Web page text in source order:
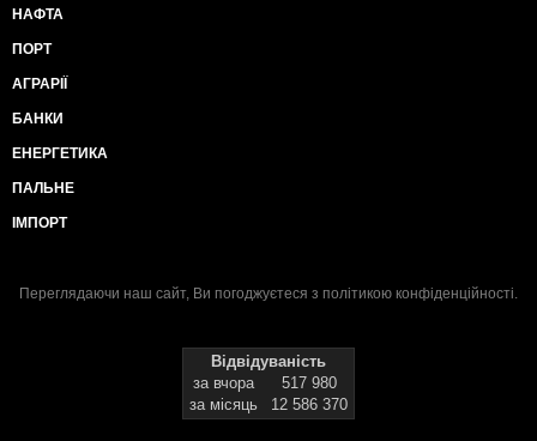
НАФТА
ПОРТ
АГРАРІЇ
БАНКИ
ЕНЕРГЕТИКА
ПАЛЬНЕ
ІМПОРТ
Переглядаючи наш сайт, Ви погоджуєтеся з політикою конфіденційності.
Відвідуваність
за вчора
517 980
за місяць
12 586 370